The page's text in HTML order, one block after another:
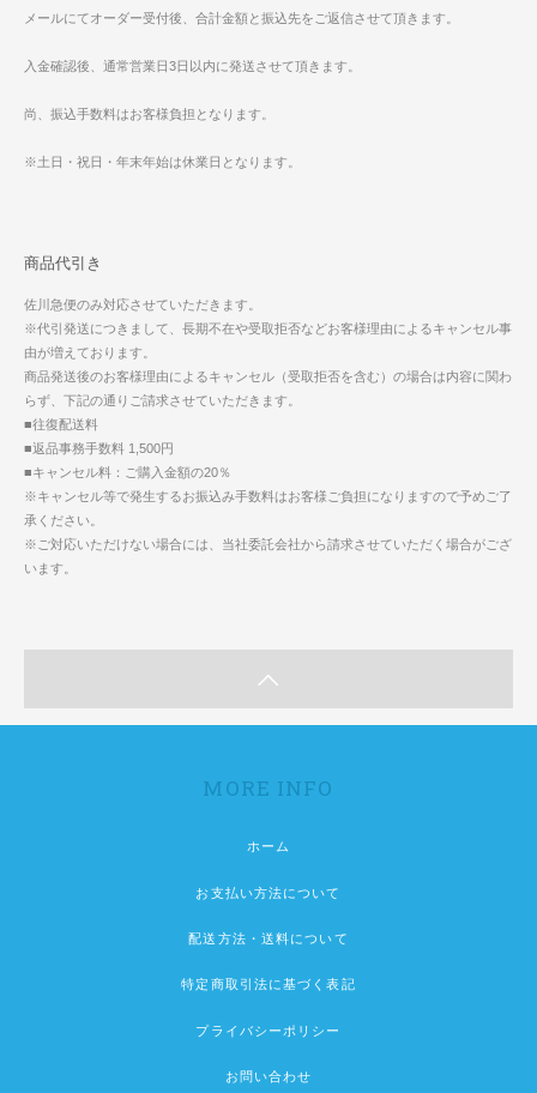
メールにてオーダー受付後、合計金額と振込先をご返信させて頂きます。
入金確認後、通常営業日3日以内に発送させて頂きます。
尚、振込手数料はお客様負担となります。
※土日・祝日・年末年始は休業日となります。
商品代引き
佐川急便のみ対応させていただきます。
※代引発送につきまして、長期不在や受取拒否などお客様理由によるキャンセル事
由が増えております。
商品発送後のお客様理由によるキャンセル（受取拒否を含む）の場合は内容に関わ
らず、下記の通りご請求させていただきます。
■往復配送料
■返品事務手数料 1,500円
■キャンセル料：ご購入金額の20％
※キャンセル等で発生するお振込み手数料はお客様ご負担になりますので予めご了
承ください。
※ご対応いただけない場合には、当社委託会社から請求させていただく場合がござ
います。
MORE INFO
ホーム
お支払い方法について
配送方法・送料について
特定商取引法に基づく表記
プライバシーポリシー
お問い合わせ